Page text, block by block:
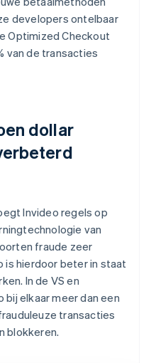
developers ontelbaar
Optimized Checkout
van de transacties
dollar
Invideo regels op
van
fraude zeer
is hierdoor beter in staat
In de VS en
elkaar meer dan een
transacties
blokkeren.